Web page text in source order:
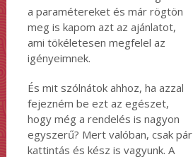
a paramétereket és már rögtön
meg is kapom azt az ajánlatot,
ami tökéletesen megfelel az
igényeimnek.
És mit szólnátok ahhoz, ha azzal
fejezném be ezt az egészet,
hogy még a rendelés is nagyon
egyszerű? Mert valóban, csak pár
kattintás és kész is vagyunk. A